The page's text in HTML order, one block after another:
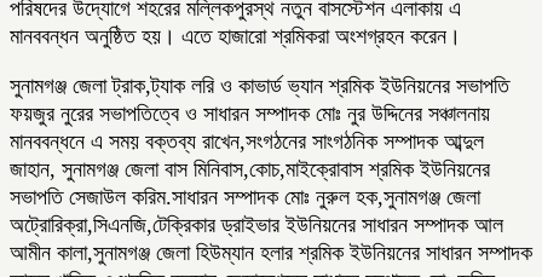
পরিষদের উদ্যোগে শহরের মল্লিকপুরস্থ নতুন বাসস্টেশন এলাকায় এ
মানববন্ধন অনুষ্ঠিত হয়। এতে হাজারো শ্রমিকরা অংশগ্রহন করেন।
সুনামগঞ্জ জেলা ট্রাক,ট্যাক লরি ও কাভার্ড ভ্যান শ্রমিক ইউনিয়নের সভাপতি
ফয়জুর নুরের সভাপতিত্বে ও সাধারন সম্পাদক মোঃ নুর উদ্দিনের সঞ্চালনায়
মানববন্ধনে এ সময় বক্তব্য রাখেন,সংগঠনের সাংগঠনিক সম্পাদক আব্দুল
জাহান, সুনামগঞ্জ জেলা বাস মিনিবাস,কোচ,মাইক্রোবাস শ্রমিক ইউনিয়নের
সভাপতি সেজাউল করিম.সাধারন সম্পাদক মোঃ নুরুল হক,সুনামগঞ্জ জেলা
অট্রোরিক্রা,সিএনজি,টেক্রিকার ড্রাইভার ইউনিয়নের সাধারন সম্পাদক আল
আমীন কালা,সুনামগঞ্জ জেলা হিউম্যান হলার শ্রমিক ইউনিয়নের সাধারন সম্পাদক